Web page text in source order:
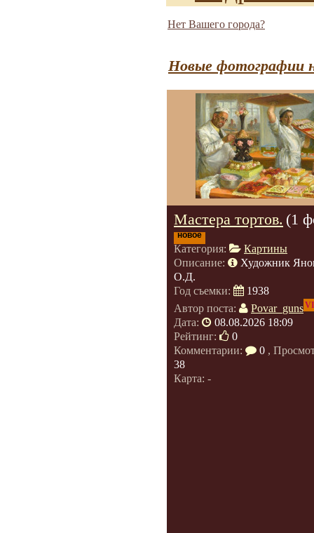
Нет Вашего города?
Новые фотографии
Мастера тортов. (1
новое
Категория:
Картины
Описание:
Художник
О.Д.
Год съемки:
1938
Автор поста:
Povar_guns
Дата:
08.08.2026 18:09
Рейтинг:
0
Комментарии:
0 ,
38
Карта: -